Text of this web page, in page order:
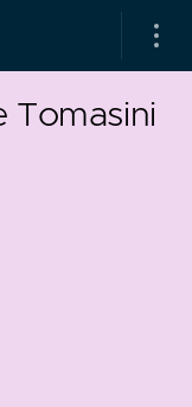
Tomasini